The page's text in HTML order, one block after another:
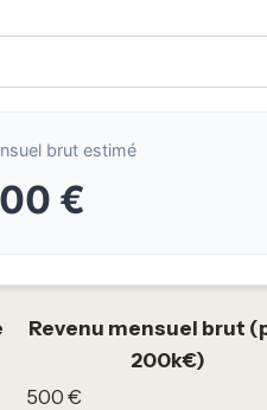
brut estimé
€
Revenu mensuel brut
200k€)
500 €